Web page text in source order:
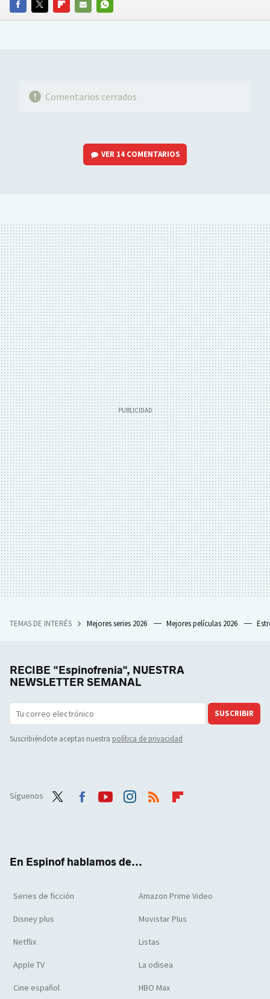
FACEBOOKTWITTERFLIPBOARD
E-
WHATSAPP
Comentarios cerrados
VER 14 COMENTARIOS
TEMAS DE INTERÉS Mejores series 2026 Mejores películas 2026
RECIBE "Espinofrenia", NUESTRA
NEWSLETTER SEMANAL
SUSCRIBIR
Suscribiéndote aceptas nuestra política de privacidad
Síguenos
En Espinof hablamos de...
Series de ficción Amazon Prime Video
Disney plus Movistar Plus
Netflix Listas
Apple TV La odisea
Cine español HBO Max